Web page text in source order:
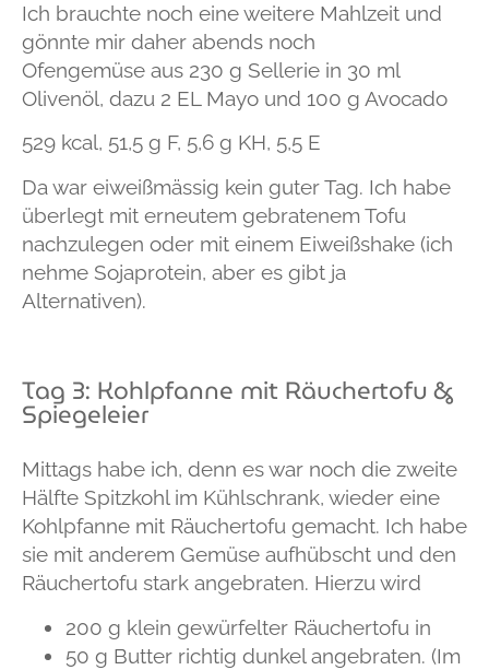
Ich brauchte noch eine weitere Mahlzeit und
gönnte mir daher abends noch
Ofengemüse aus 230 g Sellerie in 30 ml
Olivenöl, dazu 2 EL Mayo und 100 g Avocado
529 kcal, 51,5 g F, 5,6 g KH, 5,5 E
Da war eiweißmässig kein guter Tag. Ich habe
überlegt mit erneutem gebratenem Tofu
nachzulegen oder mit einem Eiweißshake (ich
nehme Sojaprotein, aber es gibt ja
Alternativen).
Tag 3: Kohlpfanne mit Räuchertofu &
Spiegeleier
Mittags habe ich, denn es war noch die zweite
Hälfte Spitzkohl im Kühlschrank, wieder eine
Kohlpfanne mit Räuchertofu gemacht. Ich habe
sie mit anderem Gemüse aufhübscht und den
Räuchertofu stark angebraten. Hierzu wird
200 g klein gewürfelter Räuchertofu in
50 g Butter richtig dunkel angebraten. (Im